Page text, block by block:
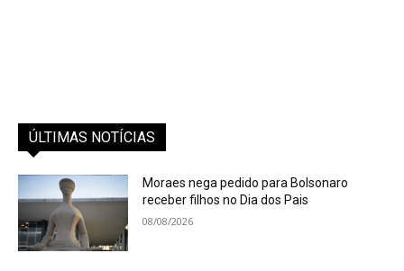
ÚLTIMAS NOTÍCIAS
Moraes nega pedido para Bolsonaro
receber filhos no Dia dos Pais
08/08/2026